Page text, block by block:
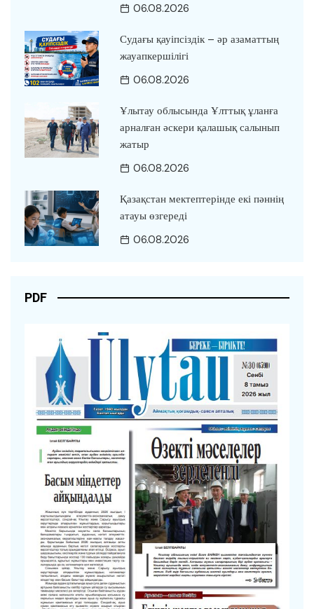
06.08.2026
Судағы қауіпсіздік – әр азаматтың
жауапкершілігі
06.08.2026
Ұлытау облысында Ұлттық ұланға
арналған әскери қалашық салынып
жатыр
06.08.2026
Қазақстан мектептерінде екі пәннің
атауы өзгереді
06.08.2026
PDF